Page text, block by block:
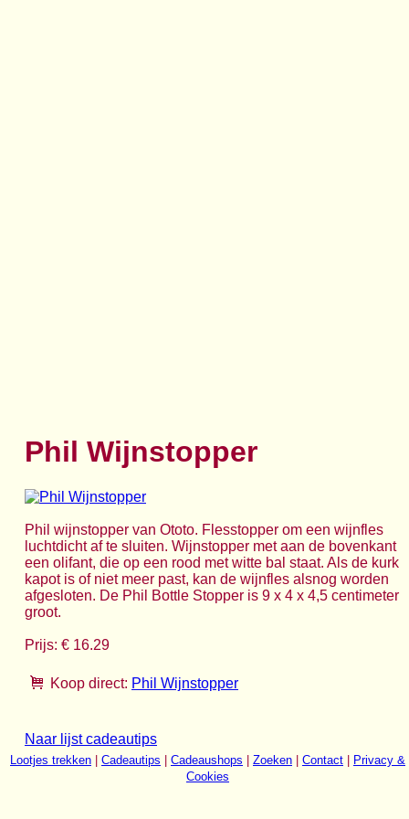
Phil Wijnstopper
Phil wijnstopper van Ototo. Flesstopper om een wijnfles
luchtdicht af te sluiten. Wijnstopper met aan de bovenkant
een olifant, die op een rood met witte bal staat. Als de kurk
kapot is of niet meer past, kan de wijnfles alsnog worden
afgesloten. De Phil Bottle Stopper is 9 x 4 x 4,5 centimeter
groot.
Prijs: € 16.29
Koop direct: Phil Wijnstopper
Naar lijst cadeautips
Lootjes trekken Cadeautips Cadeaushops Zoeken Contact
Privacy &
Cookies